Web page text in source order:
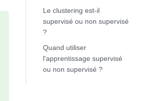
Le clustering est-il
supervisé ou non supervisé
?
Quand utiliser
l'apprentissage supervisé
ou non supervisé ?